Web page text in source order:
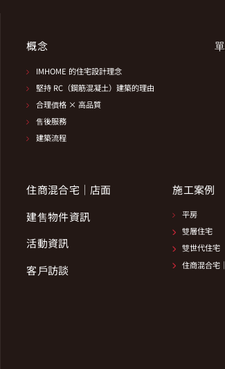
概念
IMHOME 的住宅設計理念
堅持 RC（鋼筋混凝土）建築的理由
合理價格 × 高品質
售後服務
建築流程
住商混合宅｜店面
建售物件資訊
活動資訊
客戶訪談
施工案例
平房
雙層住宅
雙世代住宅
住商混合宅